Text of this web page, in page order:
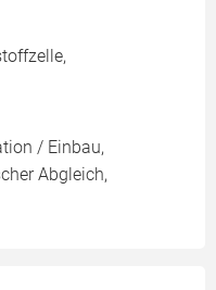
/ Einbau,
Abgleich,